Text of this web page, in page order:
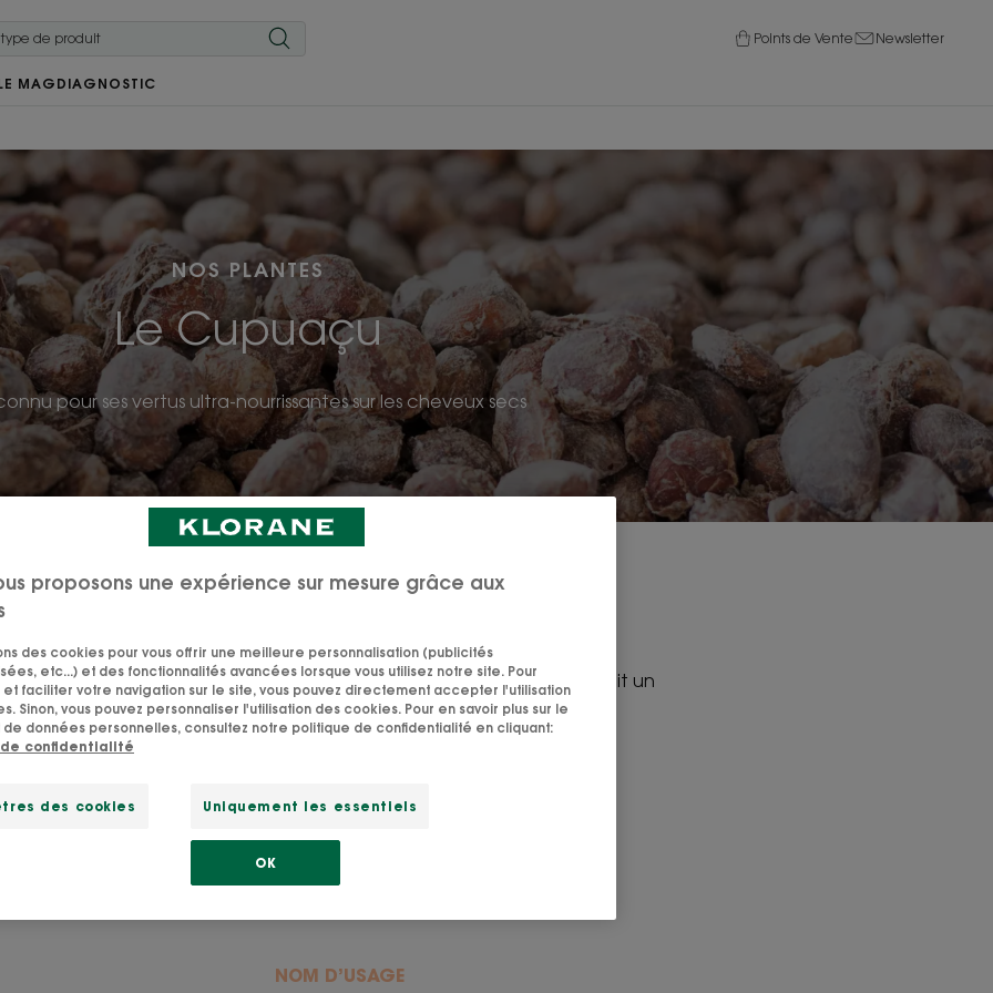
Points de Vente Newsletter
MAGDIAGNOSTIC
NOS PLANTES
Le Cupuaçu
pour ses vertus ultra-nourrissantes sur les cheveux secs
sur notre beurre de Cupuaçu
le cupuaçu est un actif star de nos soins cosmétiques. On en extrait un
beurre au pouvoir nutritif exceptionnel.
NOM D’USAGE
proposons une expérience sur mesure grâce aux
des cookies pour vous offrir une meilleure personnalisation (publicités
etc...) et des fonctionnalités avancées lorsque vous utilisez notre site. Pour
et faciliter votre navigation sur le site, vous pouvez directement accepter l'utilisation
Sinon, vous pouvez personnaliser l'utilisation des cookies. Pour en savoir plus sur le
données personnelles, consultez notre politique de confidentialité en cliquant:
confidentialité
des cookies Uniquement les essentiels
OK